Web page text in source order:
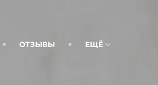
ОТЗЫВЫ ЕЩЁ